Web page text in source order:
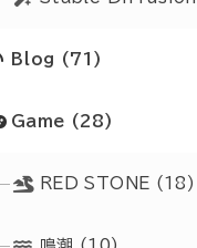
Blog (71)
Game (28)
RED STONE (18)